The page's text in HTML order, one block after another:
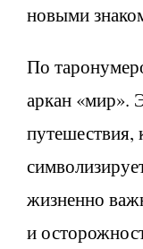
новыми
По
аркан «мир».
путешествия,
жизненно
и